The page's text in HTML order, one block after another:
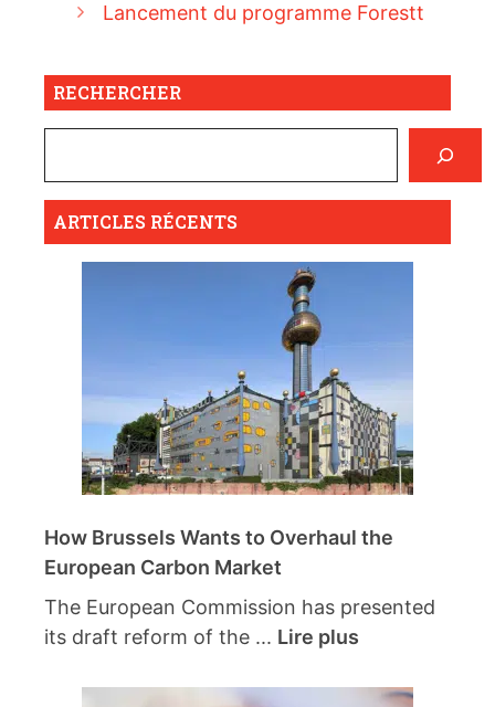
Lancement du programme Forestt
RECHERCHER
ARTICLES RÉCENTS
How Brussels Wants to Overhaul the
European Carbon Market
The European Commission has presented
its draft reform of the ... Lire plus